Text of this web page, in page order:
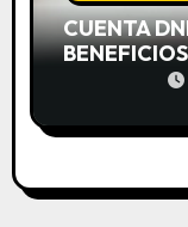
CUENTA
PARA